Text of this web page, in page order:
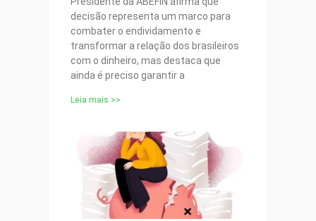
decisão representa um marco para
combater o endividamento e
transformar a relação dos brasileiros
com o dinheiro, mas destaca que
ainda é preciso garantir a
Leia mais >>